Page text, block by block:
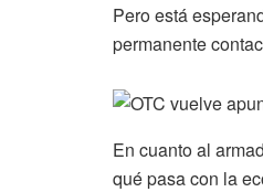
Pero está
permanente
En cuanto al
qué pasa con la